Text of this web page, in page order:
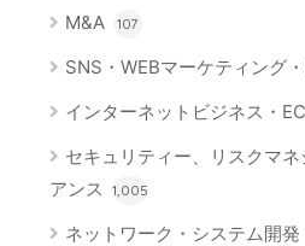
M&A 107
SNS・WEBマーケティング
インターネットビジネス・EC
セキュリティー、リスクマ
アンス 1,005
ネットワーク・システム開